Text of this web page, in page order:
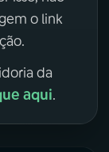
o link
da
aqui.